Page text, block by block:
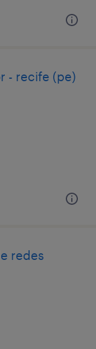
- recife (pe)
redes